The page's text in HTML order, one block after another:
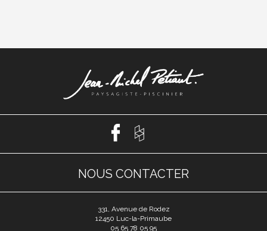
NOUS CONTACTER
331, Avenue de Rodez
12450 Luc-la-Primaube
05 65 78 05 95